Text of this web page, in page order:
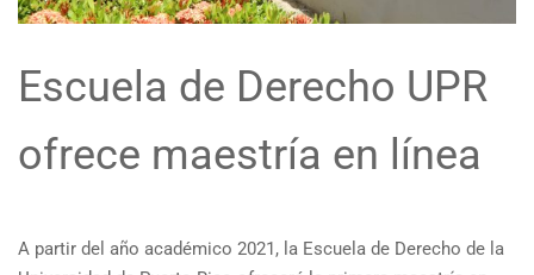
Escuela de Derecho UPR
ofrece maestría en línea
A partir del año académico 2021, la Escuela de Derecho de la